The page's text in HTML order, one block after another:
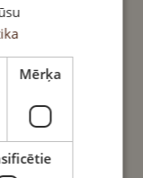
LITHUANIAN
NORWEGIAN
POLISH
Mērķa